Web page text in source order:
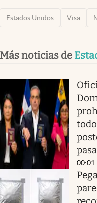
Estados Unidos Visa
Más noticias de
00:01